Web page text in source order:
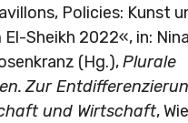
Policies: Kunst
El-Sheikh 2022«, in:
(Hg.),Plurale
Zur
und Wirtschaft,